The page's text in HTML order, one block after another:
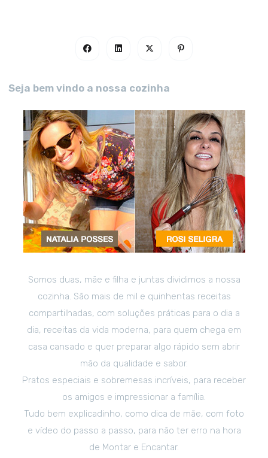
Seja bem vindo a nossa cozinha
Somos duas, mãe e filha e juntas dividimos a nossa
cozinha. São mais de mil e quinhentas receitas
compartilhadas, com soluções práticas para o dia a
dia, receitas da vida moderna, para quem chega em
casa cansado e quer preparar algo rápido sem abrir
mão da qualidade e sabor.
Pratos especiais e sobremesas incríveis, para receber
os amigos e impressionar a família.
Tudo bem explicadinho, como dica de mãe, com foto
e vídeo do passo a passo, para não ter erro na hora
de Montar e Encantar.